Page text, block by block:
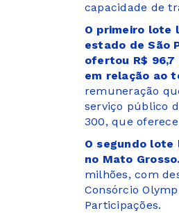
capacidade de
O primeiro lote
estado de São
ofertou R$
em relação ao
remuneração
serviço público
300, que
O segundo lote
no Mato Grosso.
milhões, com
Consórcio
Participações.